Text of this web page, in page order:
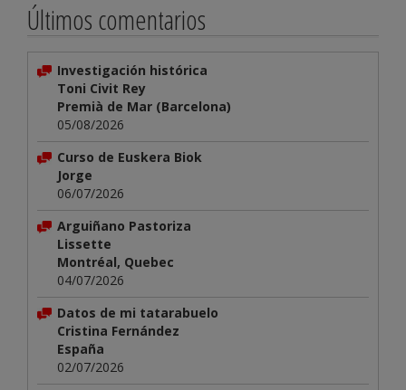
Últimos comentarios
Investigación histórica
Toni Civit Rey
Premià de Mar (Barcelona)
05/08/2026
Curso de Euskera Biok
Jorge
06/07/2026
Arguiñano Pastoriza
Lissette
Montréal, Quebec
04/07/2026
Datos de mi tatarabuelo
Cristina Fernández
España
02/07/2026